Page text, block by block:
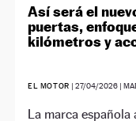
Así será el
puertas,
kilómetros y
EL MOTOR | 27/04/2026|
La marca española